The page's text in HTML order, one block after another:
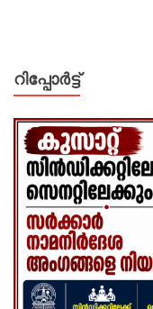
റിപ്പോര്‍ട്ട്